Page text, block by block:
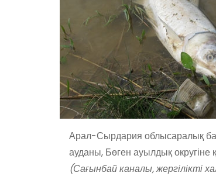
Арал-Сырдария облысаралық
ауданы, Бөген ауылдық
(Сағынбай каналы, жергілікті